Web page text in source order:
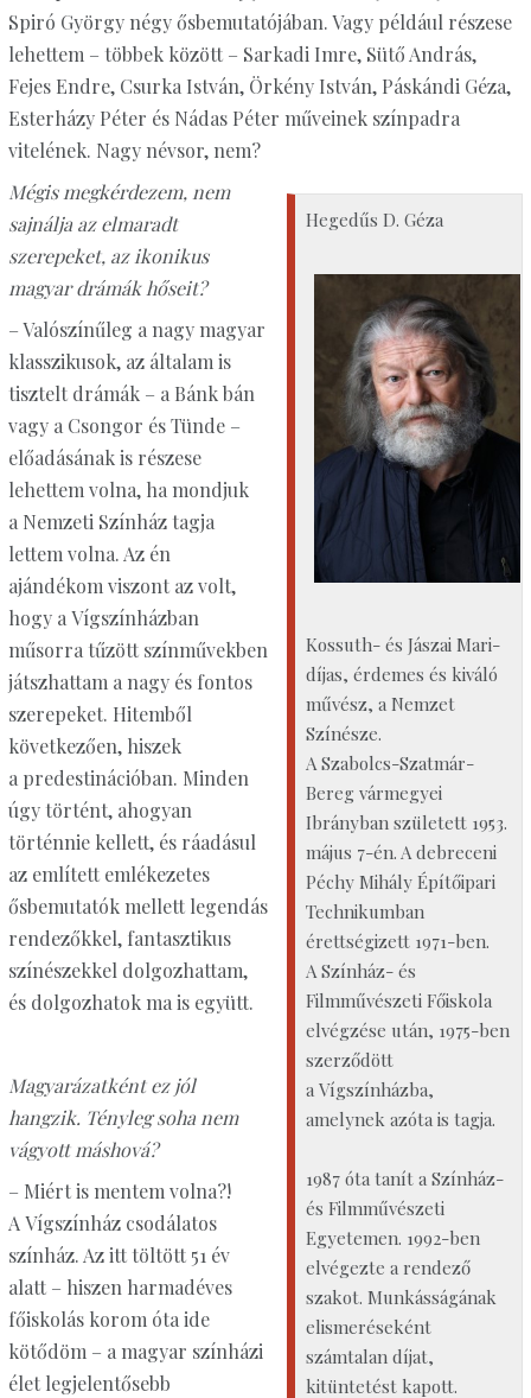
Spiró György négy ősbemutatójában. Vagy például részese
lehettem – többek között – Sarkadi Imre, Sütő András,
Fejes Endre, Csurka István, Örkény István, Páskándi Géza,
Esterházy Péter és Nádas Péter műveinek színpadra
vitelének. Nagy névsor, nem?
Hegedűs D. Géza
​Kossuth- és Jászai Mari-
díjas, érdemes és kiváló
művész, a Nemzet
Színésze.
A Szabolcs-Szatmár-
Bereg vármegyei
Ibrányban született 1953.
május 7-én. A debreceni
Péchy Mihály Építőipari
Technikumban
érettségizett 1971-ben.
A Színház- és
Filmművészeti Főiskola
elvégzése után, 1975-ben
szerződött
a Vígszínházba,
amelynek azóta is tagja.
1987 óta tanít a Színház-
és Filmművészeti
Egyetemen. 1992-ben
elvégezte a rendező
szakot. Munkásságának
elismeréseként
számtalan díjat,
kitüntetést kapott.
Mégis megkérdezem, nem
sajnálja az elmaradt
szerepeket, az ikonikus
magyar drámák hőseit?
– Valószínűleg a nagy magyar
klasszikusok, az általam is
tisztelt drámák – a Bánk bán
vagy a Csongor és Tünde –
előadásának is részese
lehettem volna, ha mondjuk
a Nemzeti Színház tagja
lettem volna. Az én
ajándékom viszont az volt,
hogy a Vígszínházban
műsorra tűzött színművekben
játszhattam a nagy és fontos
szerepeket. Hitemből
következően, hiszek
a predestinációban. Minden
úgy történt, ahogyan
történnie kellett, és ráadásul
az említett emlékezetes
ősbemutatók mellett legendás
rendezőkkel, fantasztikus
színészekkel dolgozhattam,
és dolgozhatok ma is együtt.
Magyarázatként ez jól
hangzik. Tényleg soha nem
vágyott máshová?
– Miért is mentem volna?!
A Vígszínház csodálatos
színház. Az itt töltött 51 év
alatt – hiszen harmadéves
főiskolás korom óta ide
kötődöm – a magyar színházi
élet legjelentősebb